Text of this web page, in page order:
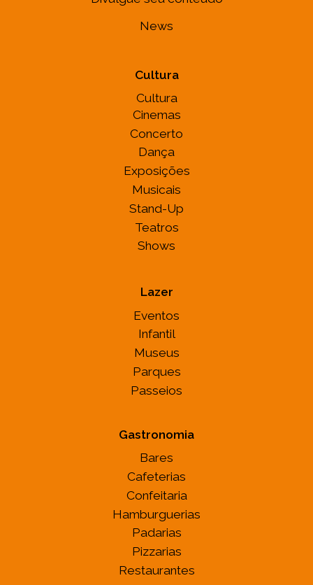
News
Cultura
Cultura
Cinemas
Concerto
Dança
Exposições
Musicais
Stand-Up
Teatros
Shows
Lazer
Eventos
Infantil
Museus
Parques
Passeios
Gastronomia
Bares
Cafeterias
Confeitaria
Hamburguerias
Padarias
Pizzarias
Restaurantes